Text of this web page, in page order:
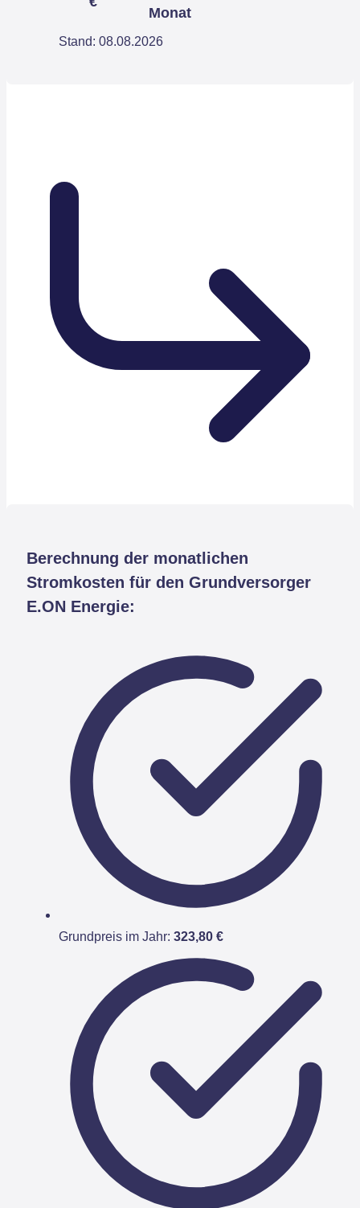
Monat
Stand: 08.08.2026
Berechnung der monatlichen
Stromkosten für den Grundversorger
E.ON Energie:
Grundpreis im Jahr: 323,80 €